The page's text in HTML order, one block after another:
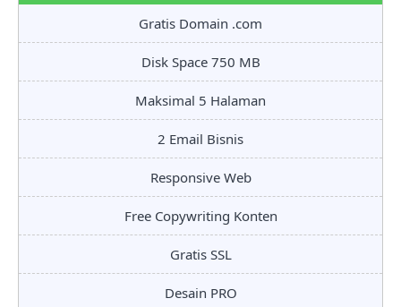
Gratis Domain .com
Disk Space 750 MB
Maksimal 5 Halaman
2 Email Bisnis
Responsive Web
Free Copywriting Konten
Gratis SSL
Desain PRO